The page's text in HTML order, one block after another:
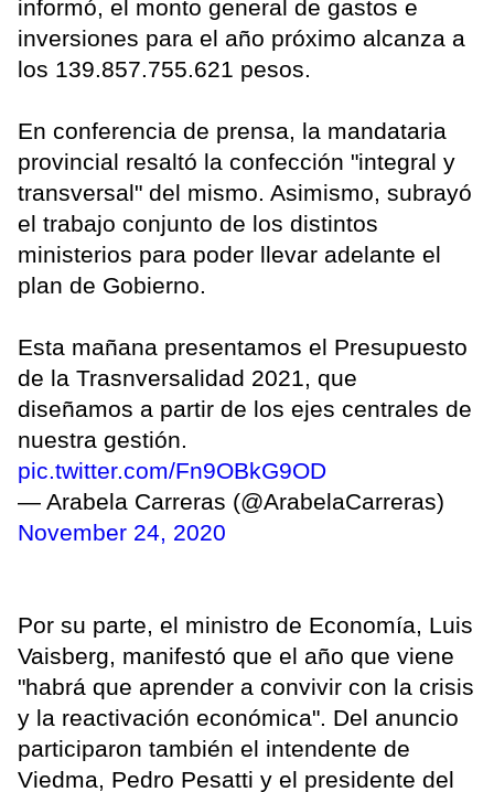
informó, el monto general de gastos e
inversiones para el año próximo alcanza a
los 139.857.755.621 pesos.
En conferencia de prensa, la mandataria
provincial resaltó la confección "integral y
transversal" del mismo. Asimismo, subrayó
el trabajo conjunto de los distintos
ministerios para poder llevar adelante el
plan de Gobierno.
Esta mañana presentamos el Presupuesto
de la Trasnversalidad 2021, que
diseñamos a partir de los ejes centrales de
nuestra gestión.
pic.twitter.com/Fn9OBkG9OD
— Arabela Carreras (@ArabelaCarreras)
November 24, 2020
Por su parte, el ministro de Economía, Luis
Vaisberg, manifestó que el año que viene
"habrá que aprender a convivir con la crisis
y la reactivación económica". Del anuncio
participaron también el intendente de
Viedma, Pedro Pesatti y el presidente del